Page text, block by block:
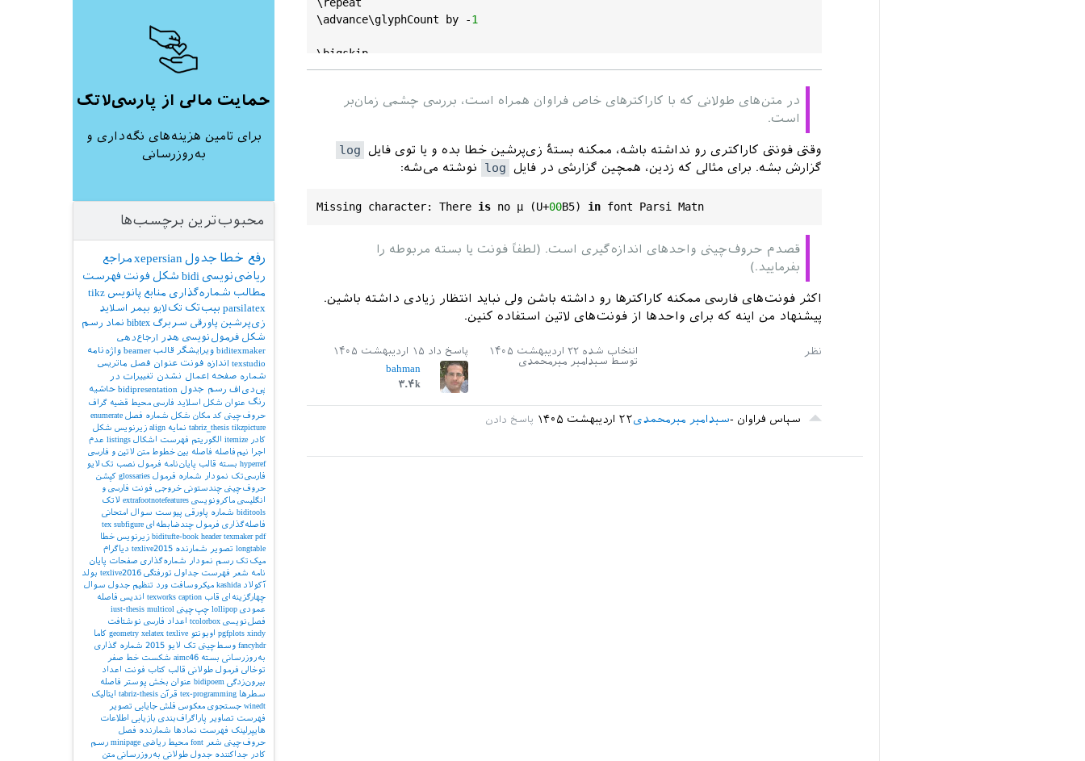
\advance\glyphCount by -1
\ bigskip
Quantity of Glyphs: \the\glyphCount
{document
در متن‌های طولانی که با کاراکترهای خاص فراوان همراه است، بررسی چشمی زمان‌بر
است.
وقتی فونتی کاراکتری رو نداشته باشه، ممکنه بستهٔ زی‌پرشین خطا بده و یا توی فایل log
گزارش بشه. برای مثالی که زدین، همچین گزارشی در فایل log نوشته می‌شه:
Missing character: There is no µ (U+00B5) in
قصدم حروف‌چینی واحدهای اندازه‌گیری است. (لطفاً فونت یا بسته مربوطه را
بفرمایید.)
اکثر فونت‌های فارسی ممکنه کاراکترها رو داشته باشن ولی نباید انتظار زیادی داشته باشین.
پیشنهاد من اینه که برای واحدها از فونت‌های لاتین استفاده کنین.
انتخاب شده ۲۲ اردیبهشت ۱۴۰۵
توسط سیدامیر میرمحمدی
پاسخ داد ۱۵ اردیبهشت ۱۴۰۵
bahman
۳.۴k
سپاس فراوان ۲۲ اردیبهشت ۱۴۰۵سیدامیر میرمحمدی
حمایت مالی از پارسی‌لاتک
برای تامین هزینه‌های نگه‌داری و
به‌روزرسانی
محبوب‌ترین برچسب‌ها
رفع خطا جدول xepersianمراجع
ریاضی‌نویسی bidi شکل فونت فهرست
مطالب شماره‌گذاری منابع پانویس tikz
parsilatex بیب‌تک تک‌لایو بیمر اسلاید
زی‌پرشین پاورقی سربرگ bibtex نماد رسم
شکل فرمول‌نویسی هدر
ارجاع‌دهی
biditexmaker ویرایشگر قالب beamer واژه‌نامه
texstudio اندازه فونت عنوان فصل ماتریس
شماره صفحه اعمال نشدن تغییرات در
پی‌دی‌اف رسم جدول bidipresentation حاشیه
رنگ عنوان شکل اسلاید فارسی محیط قضیه گراف
حروف‌چینی کد مکان شکل شماره فصل enumerate
tabriz_thesis tikzpicture نمایه align زیرنویس شکل
کادر
itemize الگوریتم فهرست اشکال listings عدم
اجرا
نیم‌فاصله فاصله بین خطوط متن لاتین و فارسی
hyperref بسته قالب پایان‌نامه فرمول نصب تک‌لایو
فارسی‌تک نمودار شماره فرمول glossaries کپشن
حروف‌چینی چندستونی خروجی فونت فارسی و
انگلیسی ماکرونویسی extrafootnotefeatures لاتک
biditools شماره پاورقی پیوست‌ سوال امتحانی
فاصله‌گذاری فرمول چندضابطه‌ای tex subfigure
biditufte-book header texmaker pdf زیرنویس خطا
longtable تصویر شمارنده texlive2015 دیاگرام
میک‌تک رسم نمودار شماره‌گذاری صفحات پایان
نامه شعر فهرست جداول تورفتگی texlive2016 بولد
آکولاد kashida میکروسافت ورد تنظیم جدول سوال
چهارگزینه‌ای قاب texworks caption اندیس فاصله
عمودی lollipop چپ‌چینی iust-thesis multicol
فصل‌نویسی tcolorbox اعداد فارسی نوشتافت
pgfplots xindy اوبونتو geometry xelatex texlive
کاما
fancyhdr وسط‌چینی تک لایو 2015
شماره گذاری
به‌روزرسانی بسته aimc46 شکست خط صفر
توخالی فرمول طولانی قالب کتاب فونت اعداد
بیرون‌زدگی bidipoem عنوان بخش پوستر
فاصله
سطرها
tex-programming قرآن tabriz-thesis
ایتالیک
winedt جستجوی معکوس فلش جایابی تصویر
فهرست تصاویر
پاراگراف‌بندی بازیابی اطلاعات
هایپرلینک فهرست نمادها
شمارنده فصل
حروف‌چینی شعر font محیط ریاضی minipage رسم
کادر
جداکننده جدول طولانی به‌روزرسانی متن